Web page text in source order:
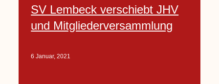
SV Lembeck verschiebt JHV
und Mitgliederversammlung
6 Januar, 2021